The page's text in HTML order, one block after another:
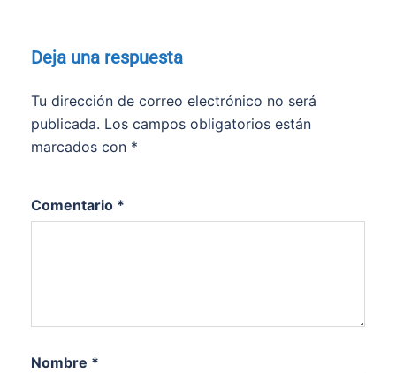
Deja una respuesta
Tu dirección de correo electrónico no será
publicada. Los campos obligatorios están
marcados con *
Comentario *
Nombre *